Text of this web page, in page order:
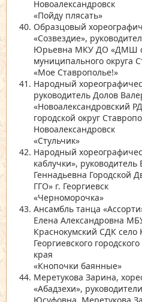
Новоалександровск
«Пойду плясать»
Образцовый
«Созвездие»,
Юрьевна МКУ ДО «ДМШ
муниципального округа
«Мое Ставрополье!»
Народный
руководитель Долов
«Новоалександровский
городской округ
Новоалександровск
«Стульчик»
Народный
каблучки», руководитель
Геннадьевна Городской
ГГО» г. Георгиевск
«Черноморочка»
Ансамбль танца
Елена Александровна
Краснокумский СДК село
Георгиевского
края
«Кнопочки баянные»
Меретукова Зарина,
«Абадзехи»,